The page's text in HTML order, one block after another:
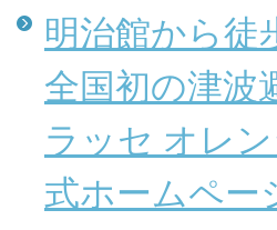
明治館から徒
全国初の津波
ラッセ オレ
式ホームペー